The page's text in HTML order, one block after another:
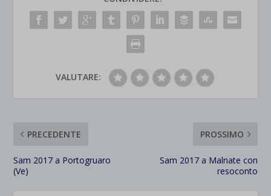
VALUTARE:
PRECEDENTE
Sam 2017 a Portogruaro
(Ve)
PROSSIMO
Sam 2017 a Malnate con
resoconto